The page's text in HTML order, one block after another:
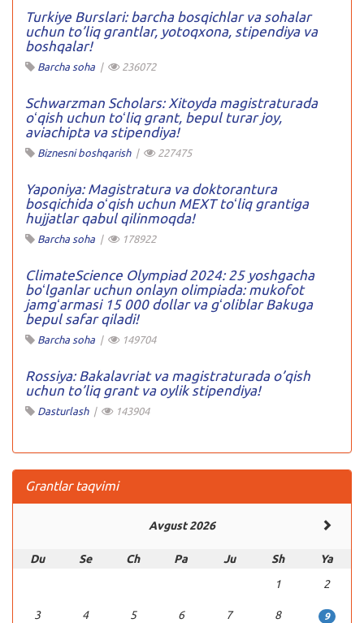
Turkiye Burslari: barcha bosqichlar va sohalar
uchun to’liq grantlar, yotoqxona, stipendiya va
boshqalar!
Barcha soha | 236072
Schwarzman Scholars: Xitoyda magistraturada
oʻqish uchun toʻliq grant, bepul turar joy,
aviachipta va stipendiya!
Biznesni boshqarish| 227475
Yaponiya: Magistratura va doktorantura
bosqichida oʻqish uchun MEXT toʻliq grantiga
hujjatlar qabul qilinmoqda!
Barcha soha | 178922
ClimateScience Olympiad 2024: 25 yoshgacha
boʻlganlar uchun onlayn olimpiada: mukofot
jamgʻarmasi 15 000 dollar va gʻoliblar Bakuga
bepul safar qiladi!
Barcha soha | 149704
Rossiya: Bakalavriat va magistraturada o’qish
uchun to’liq grant va oylik stipendiya!
Dasturlash| 143904
Grantlar taqvimi
Avgust 2026
Du Se Ch Pa Ju Sh
Ya
1
2
3 4 5 6 7 8 9